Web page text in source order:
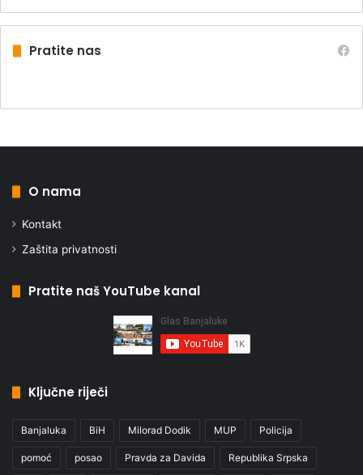
Pratite nas
O nama
Kontakt
Zaštita privatnosti
Pratite naš YouTube kanal
Ključne riječi
Banjaluka BiH Milorad Dodik MUP Policija
pomoć posao Pravda za Davida Republika Srpska